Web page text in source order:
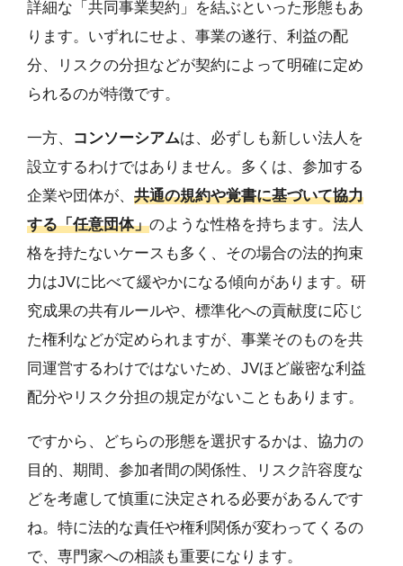
詳細な「共同事業契約」を結ぶといった形態もあ
ります。いずれにせよ、事業の遂行、利益の配
分、リスクの分担などが契約によって明確に定め
られるのが特徴です。
一方、 コンソーシアムは、必ずしも新しい法人を
設立するわけではありません。多くは、参加する
企業や団体が、 共通の規約や覚書に基づいて協力
する「任意団体」のような性格を持ちます。法人
格を持たないケースも多く、その場合の法的拘束
力はJVに比べて緩やかになる傾向があります。研
究成果の共有ルールや、標準化への貢献度に応じ
た権利などが定められますが、事業そのものを共
同運営するわけではないため、JVほど厳密な利益
配分やリスク分担の規定がないこともあります。
ですから、どちらの形態を選択するかは、協力の
目的、期間、参加者間の関係性、リスク許容度な
どを考慮して慎重に決定される必要があるんです
ね。特に法的な責任や権利関係が変わってくるの
で、専門家への相談も重要になります。